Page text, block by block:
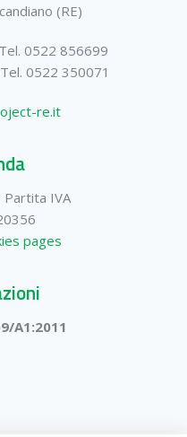
(RE)
0522 856699
0522 350071
re.it
Partita IVA
pages
A1:2011